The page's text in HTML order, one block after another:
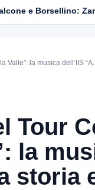
e Borsellino:
Valle”: la musica dell’IIS
Tour
la
storia